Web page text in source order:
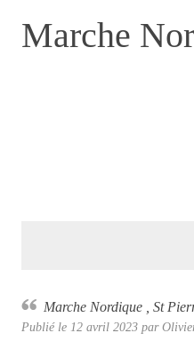
Marche
Marche Nordique , St
Publié le 12 avril 2023 par